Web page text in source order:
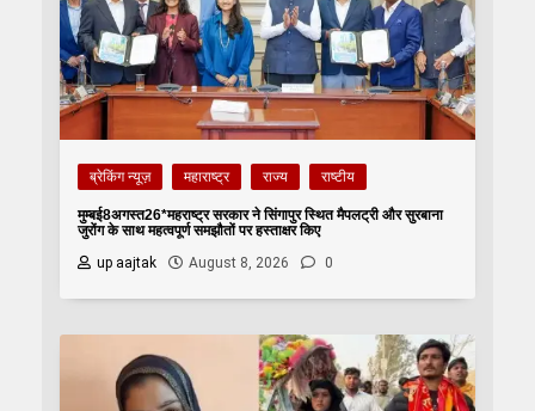
ब्रेकिंग न्यूज़ महाराष्ट्र राज्य राष्टीय
मुम्बई8अगस्त26*महराष्ट्र सरकार ने सिंगापुर स्थित मैपलट्री और सुरबाना
जुरोंग के साथ महत्वपूर्ण समझौतों पर हस्ताक्षर किए
up aajtak
August 8, 2026 0